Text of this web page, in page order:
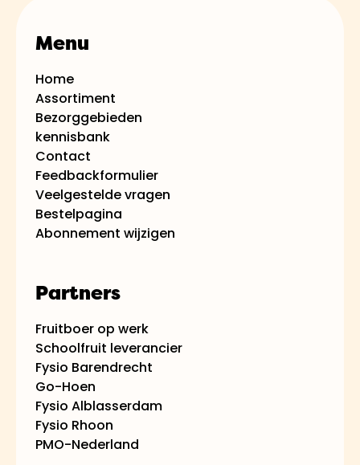
te bestellen. Het is een handige optie
voor wie graag een continue voorraad
verse producten wil hebben.
Menu
Home
Assortiment
Bezorggebieden
kennisbank
Contact
Feedbackformulier
Veelgestelde vragen
Bestelpagina
Abonnement wijzigen
Partners
Fruitboer op werk
Schoolfruit leverancier
Fysio Barendrecht
Go-Hoen
Fysio Alblasserdam
Fysio Rhoon
PMO-Nederland